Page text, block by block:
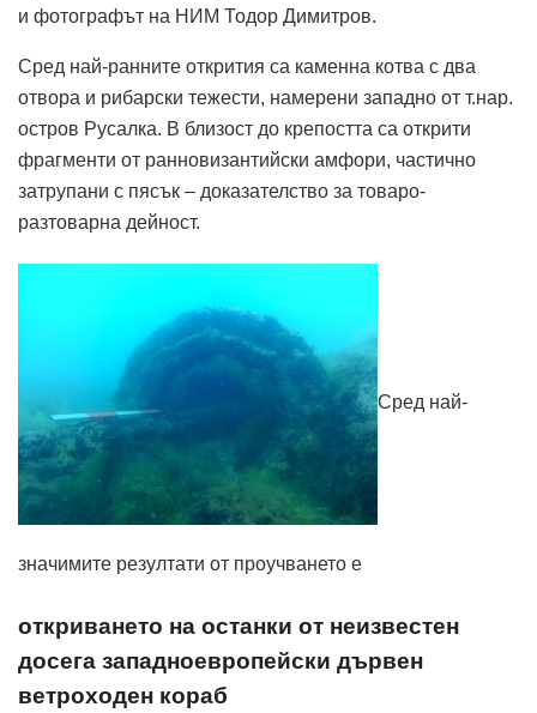
и фотографът на НИМ Тодор Димитров.
Сред най-ранните открития са каменна котва с два
отвора и рибарски тежести, намерени западно от т.нар.
остров Русалка. В близост до крепостта са открити
фрагменти от ранновизантийски амфори, частично
затрупани с пясък – доказателство за товаро-
разтоварна дейност.
Сред най-
значимите резултати от проучването е
откриването на останки от неизвестен
досега западноевропейски дървен
ветроходен кораб